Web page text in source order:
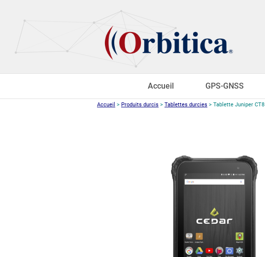
Accueil GPS-GNSS
Accueil > Produits durcis > Tablettes durcies > Tablette Juniper CT8